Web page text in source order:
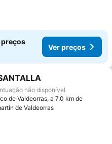
preços
Ver preços
aos favoritos
não disponível
de Valdeorras, a 7.0 km de
de Valdeorras